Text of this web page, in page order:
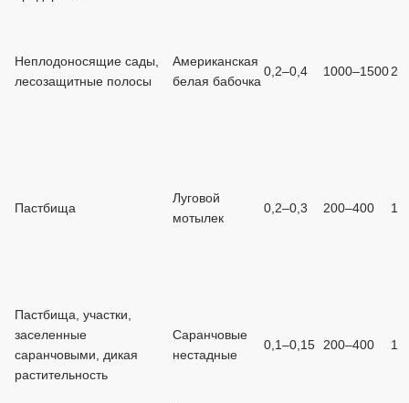
Неплодоносящие сады,
лесозащитные полосы
Американская
белая бабочка
0,2–0,4 1000–15002
Пастбища
Луговой
мотылек
0,2–0,3 200–400 1
Пастбища, участки,
заселенные
саранчовыми, дикая
растительность
Саранчовые
нестадные
0,1–0,15 200–400 1